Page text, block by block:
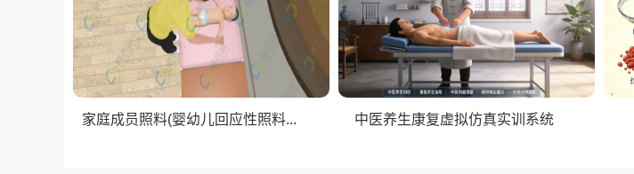
家庭成员照料(婴幼儿回应性照料... 中医养生康复虚拟仿真实训系统